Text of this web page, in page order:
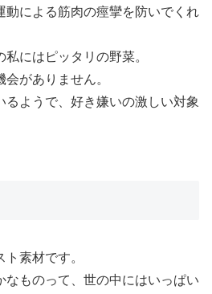
動による筋肉の痙攣を防いでくれ
にはピッタリの野菜。
がありません。
るようで、好き嫌いの激しい対象
素材です。
なものって、世の中にはいっぱい